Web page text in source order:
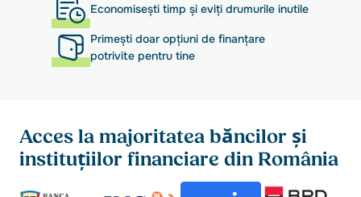
Economisești timp și eviți drumurile inutile
Primești doar opțiuni de finanțare
potrivite pentru tine
Acces la majoritatea băncilor și
instituțiilor financiare din România